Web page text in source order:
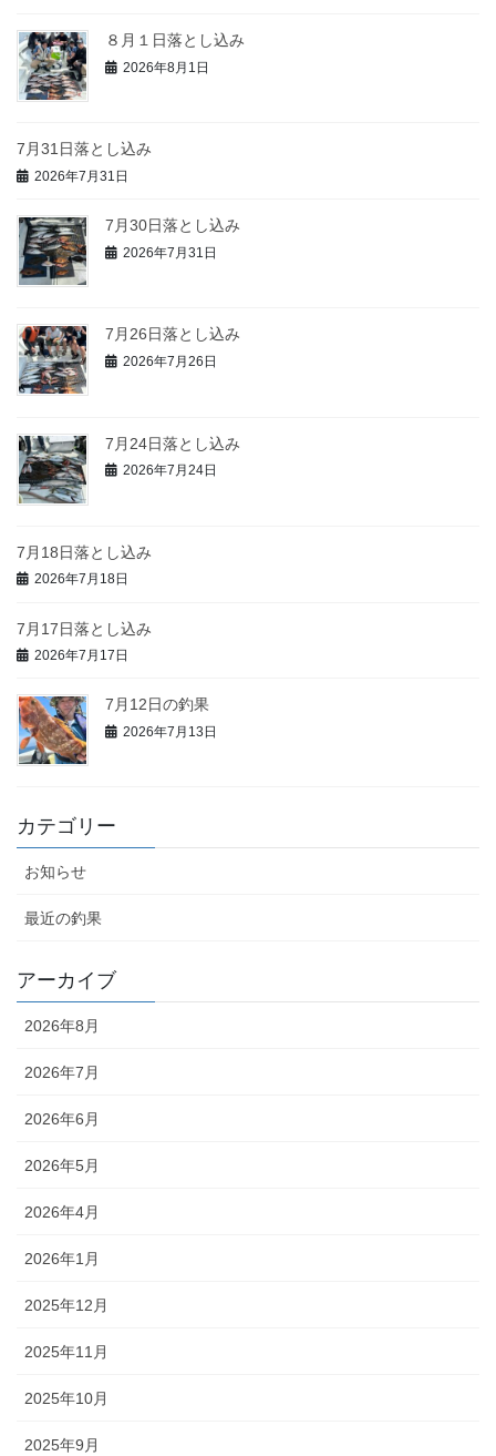
８月１日落とし込み
2026年8月1日
7月31日落とし込み
2026年7月31日
7月30日落とし込み
2026年7月31日
7月26日落とし込み
2026年7月26日
7月24日落とし込み
2026年7月24日
7月18日落とし込み
2026年7月18日
7月17日落とし込み
2026年7月17日
7月12日の釣果
2026年7月13日
カテゴリー
お知らせ
最近の釣果
アーカイブ
2026年8月
2026年7月
2026年6月
2026年5月
2026年4月
2026年1月
2025年12月
2025年11月
2025年10月
2025年9月